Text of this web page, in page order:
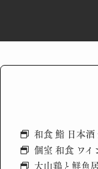
和食 鮨 日本
個室 和食 ワ
大山鶏と鮮魚